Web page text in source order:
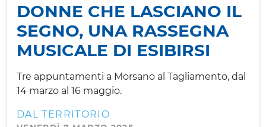
DONNE CHE LASCIANO IL
SEGNO, UNA RASSEGNA
MUSICALE DI ESIBIRSI
Tre appuntamenti a Morsano al Tagliamento, dal
14 marzo al 16 maggio.
DAL TERRITORIO